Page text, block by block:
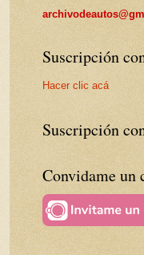
Suscripción
Hacer clic acá
Suscripción
Convidame un